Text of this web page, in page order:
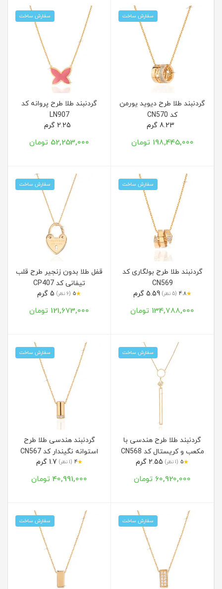
سفارش ساخت
گردنبند طلا طرح دیوید یورمن
کد CN570
198,445,000 تومان
سفارش ساخت
گردنبند طلا طرح پروانه کد
LN907
52,253,000 تومان
سفارش ساخت
گردنبند طلا طرح بولگاری کد
CN569
★
4.8 (5 نظر) 5.59 گرم
134,788,000 تومان
سفارش ساخت
قفل طلا بدون زنجیر طرح قلب
تیفانی کد CP407
★
5 (6 نظر)
121,673,000 تومان
سفارش ساخت
گردنبند طلا طرح هندسی با
مکعب و کریستال کد CN568
★
5 (1 نظر)
60,920,000 تومان
سفارش ساخت
گردنبند هندسی طلا طرح
استوانه نگیندار کد CN567
★
4 (1 نظر)
40,991,000 تومان
سفارش ساخت سفارش ساخت